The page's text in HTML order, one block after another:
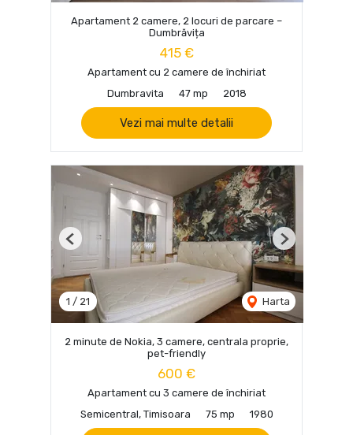
Apartament 2 camere, 2 locuri de parcare –
Dumbrăvița
415 €
Apartament cu 2 camere de închiriat
Dumbravita
47 mp 2018
Vezi mai multe detalii
1 / 21 Harta
Previous Next
2 minute de Nokia, 3 camere, centrala proprie,
pet-friendly
600 €
Apartament cu 3 camere de închiriat
Semicentral, Timisoara
75 mp 1980